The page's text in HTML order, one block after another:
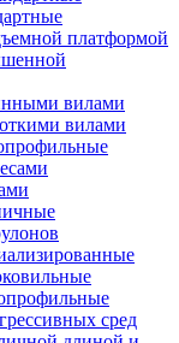
платформой
вилами
вилами
сред